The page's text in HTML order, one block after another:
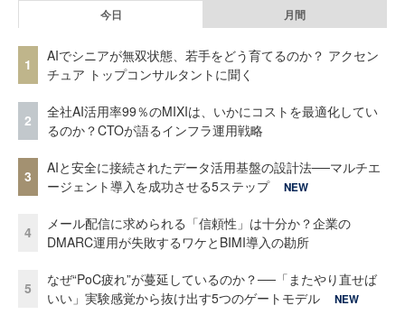
今日 月間
1
AIでシニアが無双状態、若手をどう育てるのか？ アクセン
チュア トップコンサルタントに聞く
2
全社AI活用率99％のMIXIは、いかにコストを最適化してい
るのか？CTOが語るインフラ運用戦略
3
AIと安全に接続されたデータ活用基盤の設計法──マルチエ
ージェント導入を成功させる5ステップ
NEW
4
メール配信に求められる「信頼性」は十分か？企業の
DMARC運用が失敗するワケとBIMI導入の勘所
5
なぜ“PoC疲れ”が蔓延しているのか？──「またやり直せば
いい」実験感覚から抜け出す5つのゲートモデル
NEW